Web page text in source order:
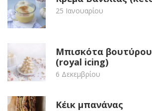
25 Ιανουαρίου
Μπισκότα
(royal icing)
6 Δεκεμβρίου
Κέικ μπανάνας